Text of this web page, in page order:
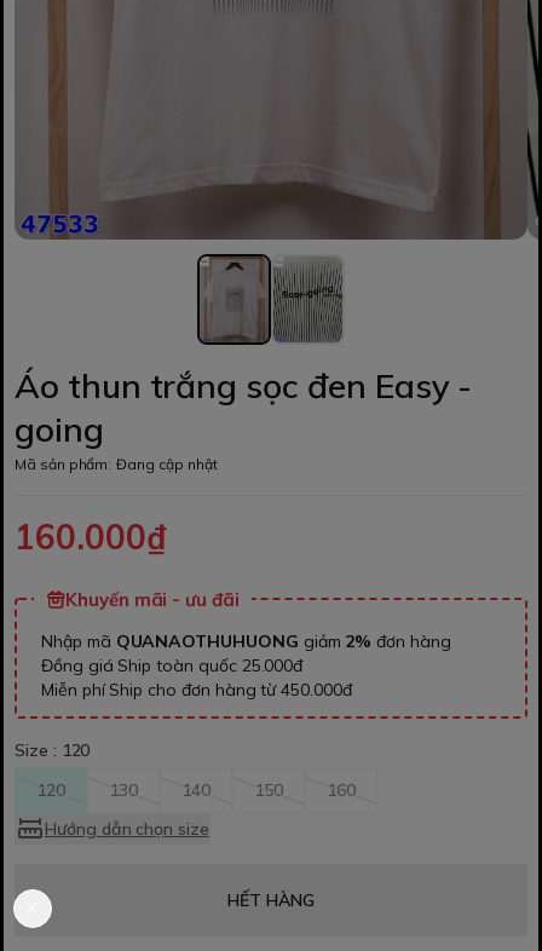
Áo thun trắng sọc đen Easy -
going
Mã sản phẩm: Đang cập nhật
160.000₫
Khuyến mãi - ưu đãi
Nhập mã QUANAOTHUHUONG giảm 2% đơn hàng
Đồng giá Ship toàn quốc 25.000đ
Miễn phí Ship cho đơn hàng từ 450.000đ
Size : 120
120
130 140 150
160
Hướng dẫn chọn size
HẾT HÀNG